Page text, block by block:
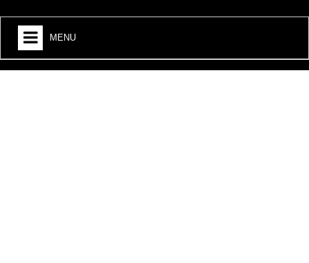
MENU